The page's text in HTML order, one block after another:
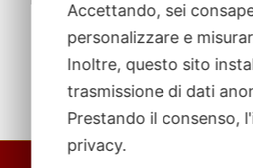
Accettando, sei
personalizzare e
Inoltre, questo sito
trasmissione di dati
Prestando il consenso,
privacy.